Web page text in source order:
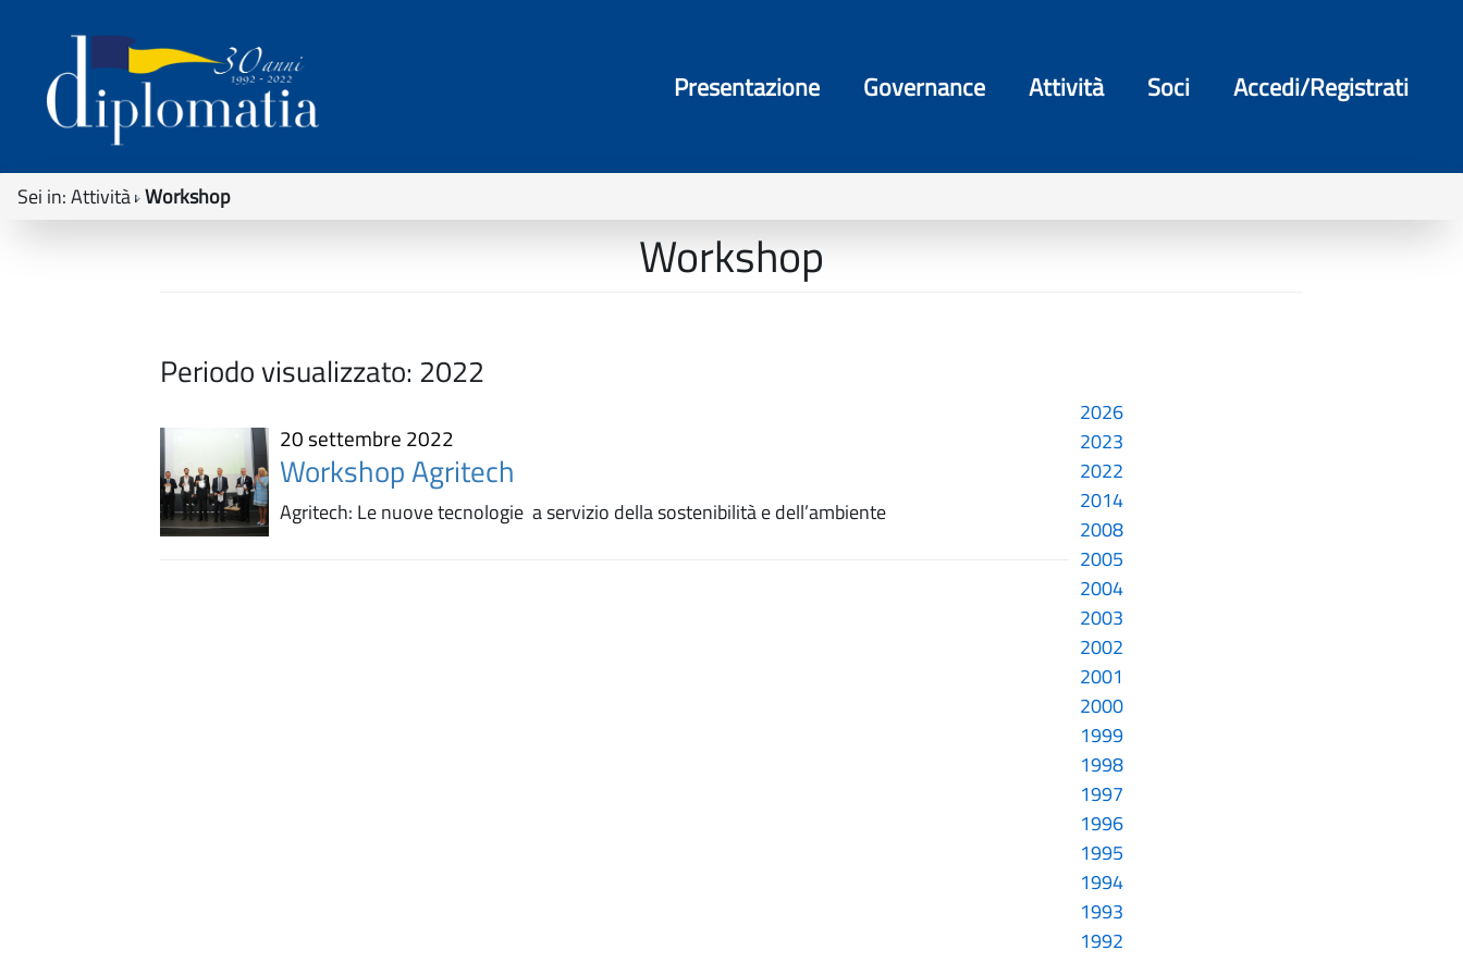
Presentazione Governance Attività Soci Accedi/Registrati
Sei in:Attività Workshop
Workshop
Periodo visualizzato: 2022
20 settembre 2022
Workshop Agritech
Agritech: Le nuove tecnologie a servizio della sostenibilità e dell’ambiente
2026
2023
2022
2014
2008
2005
2004
2003
2002
2001
2000
1999
1998
1997
1996
1995
1994
1993
1992